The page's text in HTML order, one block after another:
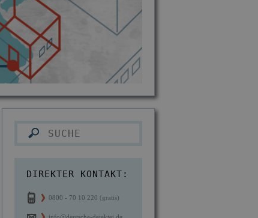
DIREKTER KONTAKT:
0800 - 70 10 220 (gratis)